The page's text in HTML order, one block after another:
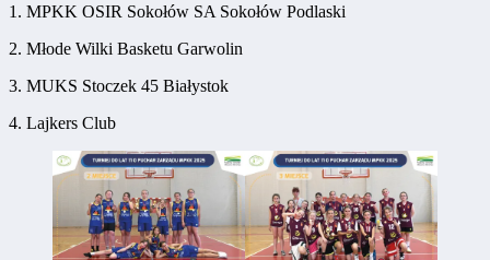
1. MPKK OSIR Sokołów SA Sokołów Podlaski
2. Młode Wilki Basketu Garwolin
3. MUKS Stoczek 45 Białystok
4. Lajkers Club